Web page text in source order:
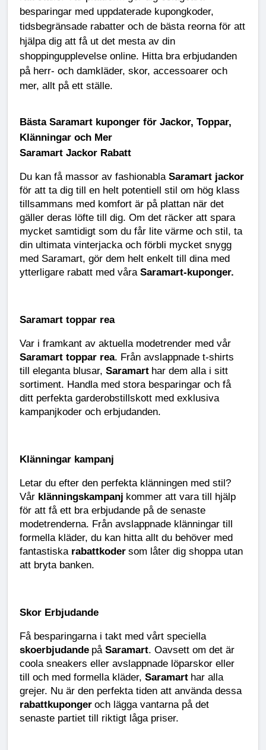
besparingar med uppdaterade kupongkoder,
tidsbegränsade rabatter och de bästa reorna för att
hjälpa dig att få ut det mesta av din
shoppingupplevelse online. Hitta bra erbjudanden
på herr- och damkläder, skor, accessoarer och
mer, allt på ett ställe.
Bästa Saramart kuponger för Jackor, Toppar,
Klänningar och Mer
Saramart Jackor Rabatt
Du kan få massor av fashionabla Saramart jackor
för att ta dig till en helt potentiell stil om hög klass
tillsammans med komfort är på plattan när det
gäller deras löfte till dig. Om det räcker att spara
mycket samtidigt som du får lite värme och stil, ta
din ultimata vinterjacka och förbli mycket snygg
med Saramart, gör dem helt enkelt till dina med
ytterligare rabatt med våra Saramart-kuponger.
Saramart toppar rea
Var i framkant av aktuella modetrender med vår
Saramart toppar rea. Från avslappnade t-shirts
till eleganta blusar, Saramart har dem alla i sitt
sortiment. Handla med stora besparingar och få
ditt perfekta garderobstillskott med exklusiva
kampanjkoder och erbjudanden.
Klänningar kampanj
Letar du efter den perfekta klänningen med stil?
Vår klänningskampanj kommer att vara till hjälp
för att få ett bra erbjudande på de senaste
modetrenderna. Från avslappnade klänningar till
formella kläder, du kan hitta allt du behöver med
fantastiska rabattkoder som låter dig shoppa utan
att bryta banken.
Skor Erbjudande
Få besparingarna i takt med vårt speciella
skoerbjudande på Saramart. Oavsett om det är
coola sneakers eller avslappnade löparskor eller
till och med formella kläder, Saramart har alla
grejer. Nu är den perfekta tiden att använda dessa
rabattkuponger och lägga vantarna på det
senaste partiet till riktigt låga priser.